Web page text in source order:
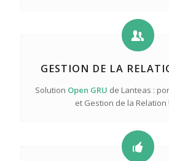
GESTION DE LA
Solution Open GRU de Lanteas :
et Gestion de la Relation